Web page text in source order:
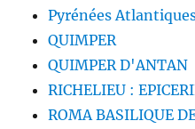
Pyrénées
QUIMPER
QUIMPER D'ANTAN
RICHELIEU :
ROMA BASILIQUE